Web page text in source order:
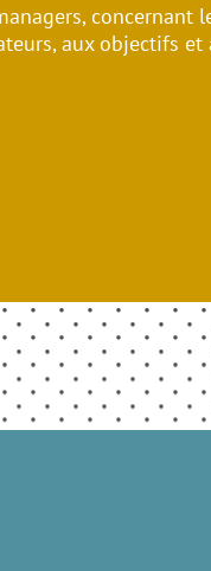
concernant
aux objectifs et